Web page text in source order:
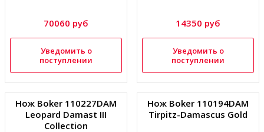
70060 руб
Уведомить о
поступлении
14350 руб
Уведомить о
поступлении
Нож Boker 110227DAM
Leopard Damast III
Collection
Нож Boker 110194DAM
Tirpitz-Damascus Gold